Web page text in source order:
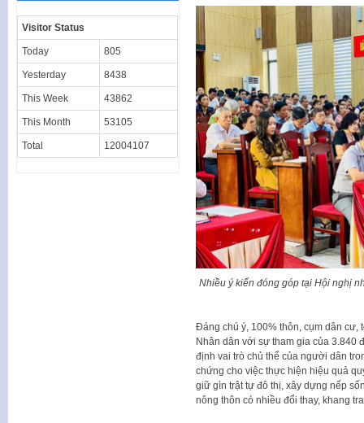
Nhiều ý kiến đóng góp tại Hội nghị
Đáng chú ý, 100% thôn, cụm dân cư,
Nhân dân với sự tham gia của 3.840
định vai trò chủ thể của người dân
chứng cho việc thực hiện hiệu quả
giữ gìn trật tự đô thị, xây dựng nếp
nông thôn có nhiều đổi thay, khang
Visitor Status
Today 805
Yesterday 8438
This Week 43862
This Month 53105
Total 12004107